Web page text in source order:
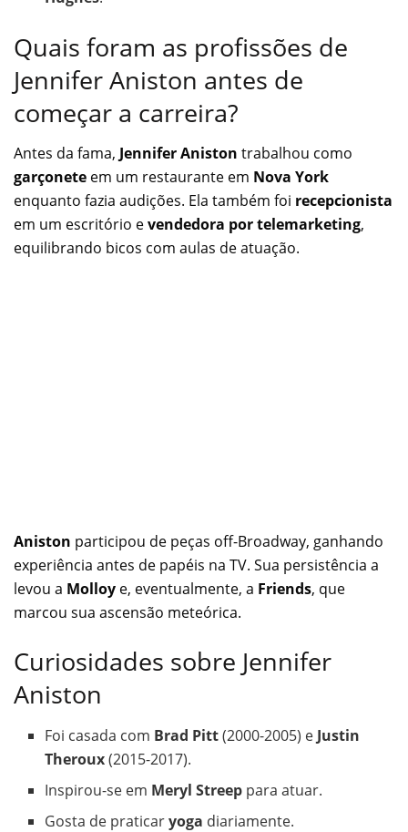
Quais foram as profissões de
Jennifer Aniston antes de
começar a carreira?
Antes da fama, Jennifer Aniston trabalhou como
garçonete em um restaurante em Nova York
enquanto fazia audições. Ela também foi recepcionista
em um escritório evendedora por telemarketing,
equilibrando bicos com aulas de atuação.
Aniston participou de peças off-Broadway, ganhando
experiência antes de papéis na TV. Sua persistência a
levou a Molloy e, eventualmente, a Friends, que
marcou sua ascensão meteórica.
Curiosidades sobre Jennifer
Aniston
Foi casada com Brad Pitt(2000-2005) e Justin
Theroux(2015-2017).
Inspirou-se em Meryl Streep para atuar.
Gosta de praticaryoga diariamente.